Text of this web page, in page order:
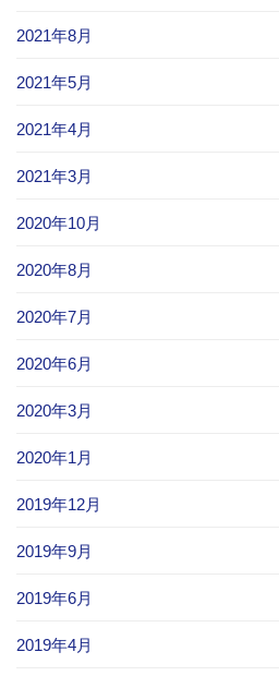
2021年8月
2021年5月
2021年4月
2021年3月
2020年10月
2020年8月
2020年7月
2020年6月
2020年3月
2020年1月
2019年12月
2019年9月
2019年6月
2019年4月